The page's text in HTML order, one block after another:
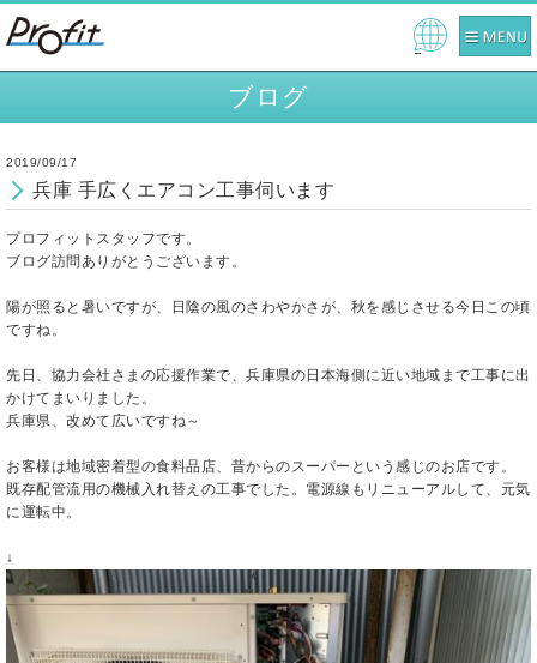
Pow
ブログ
2019/09/17
兵庫 手広くエアコン工事伺います
プロフィットスタッフです。
ブログ訪問ありがとうございます。
陽が照ると暑いですが、日陰の風のさわやかさが、秋を感じさせる今日この頃
ですね。
先日、協力会社さまの応援作業で、兵庫県の日本海側に近い地域まで工事に出
かけてまいりました。
兵庫県、改めて広いですね～
お客様は地域密着型の食料品店、昔からのスーパーという感じのお店です。
既存配管流用の機械入れ替えの工事でした。電源線もリニューアルして、元気
に運転中。
↓